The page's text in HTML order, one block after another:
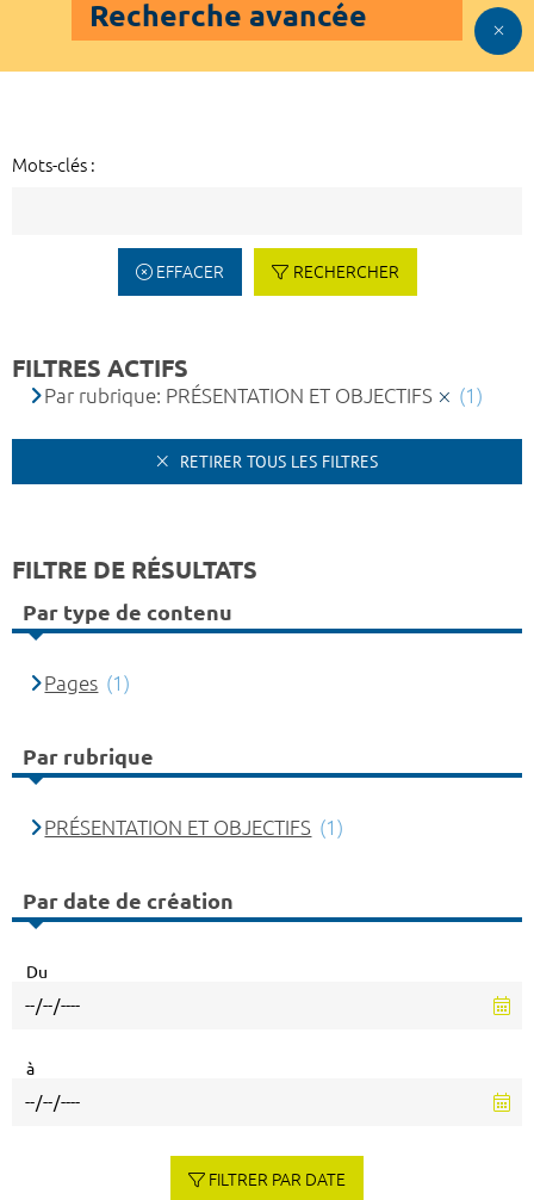
Recherche avancée
Mots-clés :
EFFACER RECHERCHER
FILTRES ACTIFS
Par rubrique: PRÉSENTATION ET OBJECTIFS (1)
RETIRER TOUS LES FILTRES
FILTRE DE RÉSULTATS
Par type de contenu
Pages (1)
Par rubrique
PRÉSENTATION ET OBJECTIFS (1)
Par date de création
Du
à
FILTRER PAR DATE